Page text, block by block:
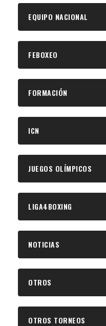
EQUIPO NACIONAL
FEBOXEO
FORMACIÓN
ICN
JUEGOS OLÍMPICOS
LIGA4BOXING
NOTICIAS
OTROS
OTROS TORNEOS